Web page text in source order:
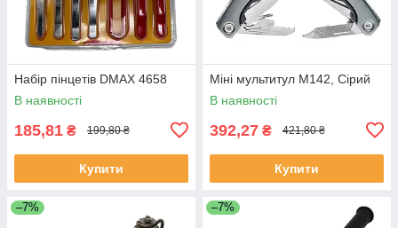
Набір пінцетів DMAX 4658
В наявності
185,81 ₴ 199,80 ₴
Купити
Міні мультитул M142, Сірий
В наявності
392,27 ₴ 421,80 ₴
Купити
–7% –7%